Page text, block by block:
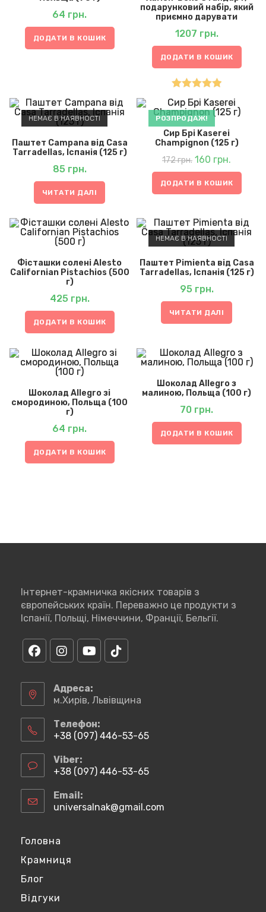
64 грн.
ДОДАТИ В КОШИК
подарунковий набір, який
приємно дарувати
1207 грн.
ДОДАТИ В КОШИК
Оцінено в
5.00з 5
НЕМАЄ В НАЯВНОСТІ
Паштет Campana від Casa
Tarradellas, Іспанія (125 г)
85 грн.
ЧИТАТИ ДАЛІ
РОЗПРОДАЖ!
Сир Брі Kaserei
Champignon (125 г)
172грн. Оригінальна
ціна:
172 грн..
160 грн.
ДОДАТИ В КОШИК
Фісташки солені Alesto
Californian Pistachios (500
г)
425 грн.
ДОДАТИ В КОШИК
НЕМАЄ В НАЯВНОСТІ
Паштет Pimienta від Casa
Tarradellas, Іспанія (125 г)
95 грн.
ЧИТАТИ ДАЛІ
Шоколад Allegro зі
смородиною, Польща (100
г)
64 грн.
ДОДАТИ В КОШИК
Шоколад Allegro з
малиною, Польща (100 г)
70 грн.
ДОДАТИ В КОШИК
Інтернет-крамничка якісних товарів з
європейських країн. Переважно це продукти з
Іспанії, Польщі, Німеччини, Франції, Бельгії.
новій
вкладці
новій
вкладці
новій
вкладцівкладці
Адреса:
м.Хирів, Львівщина
Телефон:
+38 (097) 446-53-65
у
вашому
Viber:
+38 (097) 446-53-65
у
вашому
Email:
universalnak@gmail.com
Головна
Крамниця
Блог
Відгуки